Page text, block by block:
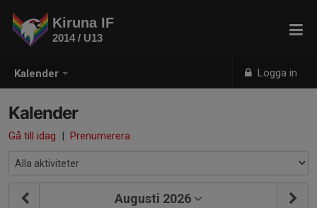
Kalender Logga in
Kiruna IF
2014 / U13
Kalender
Gå till idag | Prenumerera
Augusti 2026